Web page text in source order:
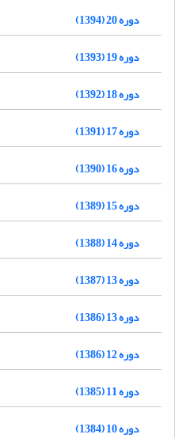
دوره 20 (1394)
دوره 19 (1393)
دوره 18 (1392)
دوره 17 (1391)
دوره 16 (1390)
دوره 15 (1389)
دوره 14 (1388)
دوره 13 (1387)
دوره 13 (1386)
دوره 12 (1386)
دوره 11 (1385)
دوره 10 (1384)